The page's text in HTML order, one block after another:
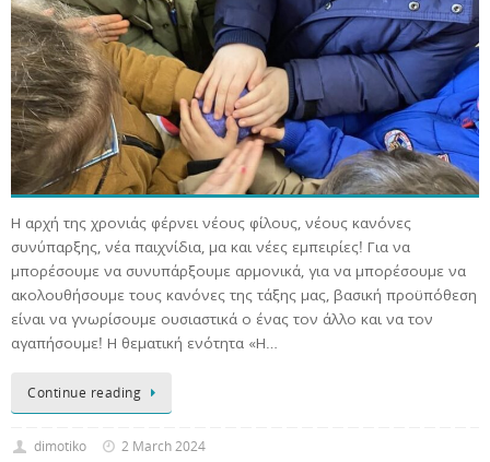
Η αρχή της χρονιάς φέρνει νέους φίλους, νέους κανόνες
συνύπαρξης, νέα παιχνίδια, μα και νέες εμπειρίες! Για να
μπορέσουμε να συνυπάρξουμε αρμονικά, για να μπορέσουμε να
ακολουθήσουμε τους κανόνες της τάξης μας, βασική προϋπόθεση
είναι να γνωρίσουμε ουσιαστικά ο ένας τον άλλο και να τον
αγαπήσουμε! Η θεματική ενότητα «Η…
Continue reading
dimotiko
2 March 2024